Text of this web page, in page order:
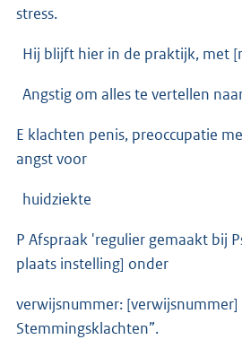
stress.
Hij blijft hier in de praktijk, met
Angstig om alles te vertellen
E klachten penis, preoccupatie
angst voor
huidziekte
P Afspraak 'regulier gemaakt bij
plaats instelling] onder
verwijsnummer: [verwijsnummer]
Stemmingsklachten”.